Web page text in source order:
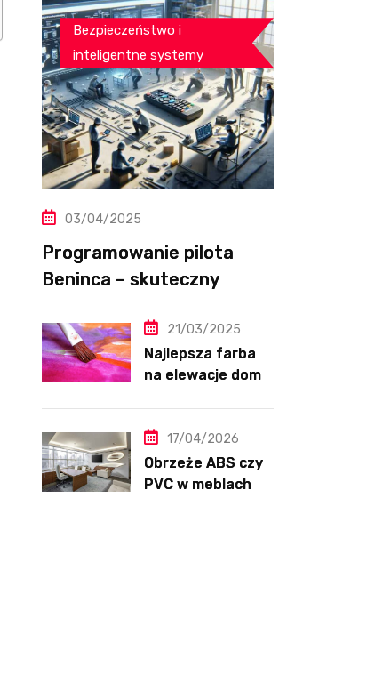
Bezpieczeństwo i
inteligentne systemy
03/04/2025
Programowanie pilota
Beninca – skuteczny
21/03/2025
Najlepsza farba
na elewacje domu
17/04/2026
Obrzeże ABS czy
PVC w meblach